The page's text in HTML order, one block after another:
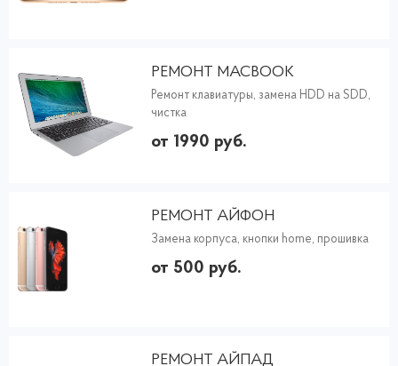
РЕМОНТ MACBOOK
Ремонт клавиатуры, замена HDD на SDD,
чистка
от 1990 руб.
РЕМОНТ АЙФОН
Замена корпуса, кнопки home, прошивка
от 500 руб.
РЕМОНТ АЙПАД